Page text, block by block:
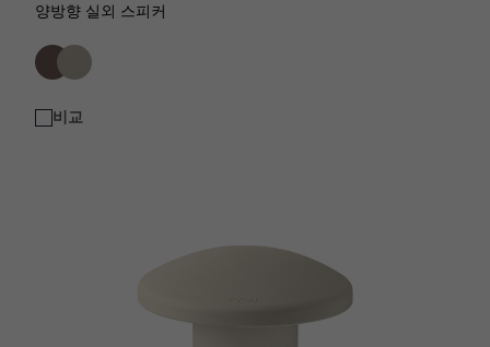
양방향 실외 스피커
비교